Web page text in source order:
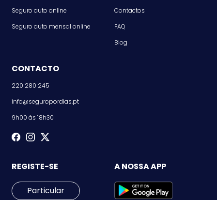
Seguro auto online
Seguro auto mensal online
Contactos
FAQ
Blog
CONTACTO
220 280 245
info@seguropordias.pt
9h00 às 18h30
REGISTE-SE
Particular
A NOSSA APP